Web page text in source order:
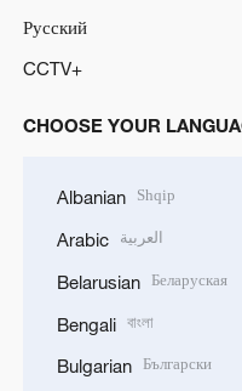
Русский
CCTV+
CHOOSE YOUR
Albanian Shqip
Arabic العربية
Belarusian Беларуская
Bengali বাংলা
Bulgarian Български